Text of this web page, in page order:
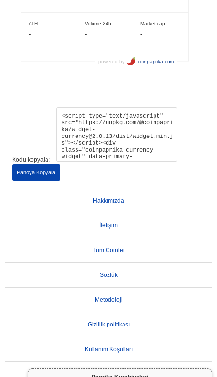
Kodu kopyala:
Panoya Kopyala
Hakkımızda
İletişim
Tüm Coinler
Sözlük
Metodoloji
Gizlilik politikası
Kullanım Koşulları